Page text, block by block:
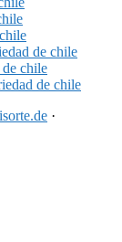
de chile
chile
de chile
·